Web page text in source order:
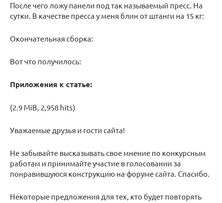
После чего ложу панели под так называемый пресс. На
сутки. В качестве пресса у меня блин от штанги на 15 кг:
Окончательная сборка:
Вот что получилось:
Приложения к статье:
(2.9 MiB, 2,958 hits)
Уважаемые друзья и гости сайта!
Не забывайте высказывать свое мнение по конкурсным
работам и принимайте участие в голосовании за
понравившуюся конструкцию на форуме сайта. Спасибо.
Некоторые предложения для тех, кто будет повторять